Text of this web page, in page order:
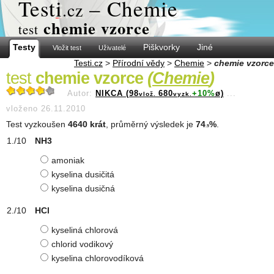
Testi.cz – Chemie
test chemie vzorce
Testy Vložit test Uživatelé Piškvorky
Jiné
Testi.cz > Přírodní vědy > Chemie > chemie vzorce
test chemie vzorce (Chemie)
Autor: NIKCA (98vlož. 680vyzk. +10%ø) ...
vloženo 26.11.2010
Test vyzkoušen 4640 krát , průměrný výsledek je 74 .9%
NH3
amoniak
kyselina dusičitá
kyselina dusičná
HCl
kyseliná chlorová
chlorid vodikový
kyselina chlorovodíková